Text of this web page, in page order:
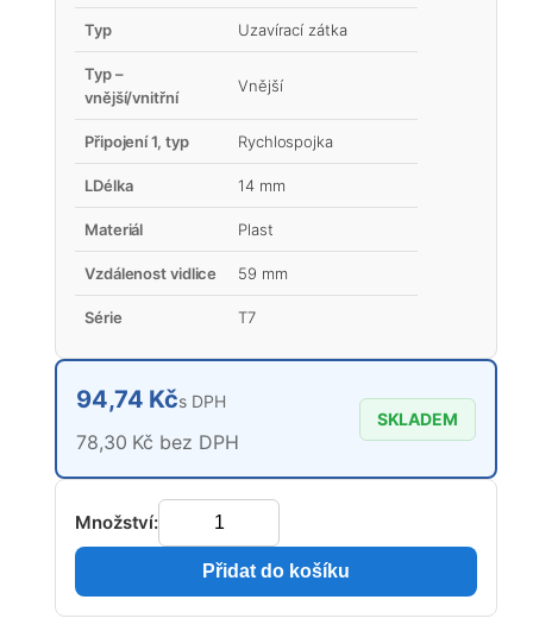
Typ Uzavírací zátka
Typ –
vnější/vnitřní
Vnější
Připojení 1, typ Rychlospojka
LDélka 14 mm
Materiál Plast
Vzdálenost vidlice 59 mm
Série T7
94,74 Kčs DPH
78,30 Kč bez DPH
SKLADEM
Množství:
Přidat do košíku